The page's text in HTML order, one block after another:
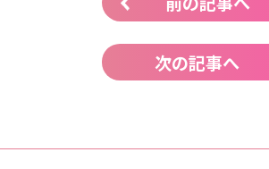
次の記事へ